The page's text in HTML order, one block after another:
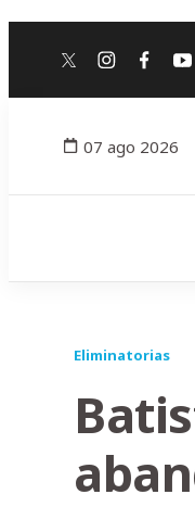
twitterinstagram
07 ago 2026
Eliminatorias